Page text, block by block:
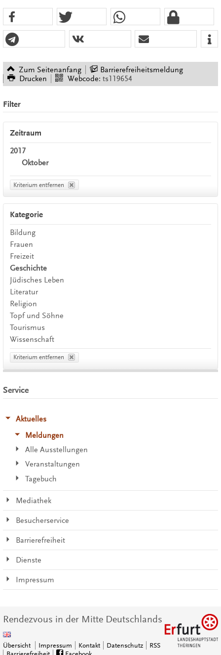
Zum Seitenanfang
Barrierefreiheitsmeldung
Drucken
Webcode: ts119654
Filter
Zeitraum
2017
Oktober
Kriterium entfernen
Kategorie
Bildung
Frauen
Freizeit
Geschichte
Jüdisches Leben
Literatur
Religion
Topf und Söhne
Tourismus
Wissenschaft
Kriterium entfernen
Service
Aktuelles
Meldungen
Alle Ausstellungen
Veranstaltungen
Tagebuch
Mediathek
Besucherservice
Barrierefreiheit
Dienste
Impressum
Rendezvous in der Mitte Deutschlands
Übersicht Impressum Kontakt Datenschutz
RSS